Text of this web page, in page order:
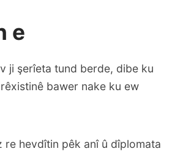
e
ji şerîeta tund berde, dibe ku
bawer nake ku ew
hevdîtin pêk anî û dîplomata